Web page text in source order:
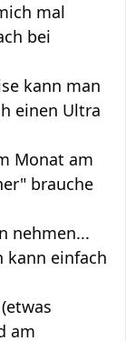
mal
bei
kann man
einen Ultra
Monat am
brauche
nehmen...
kann einfach
am